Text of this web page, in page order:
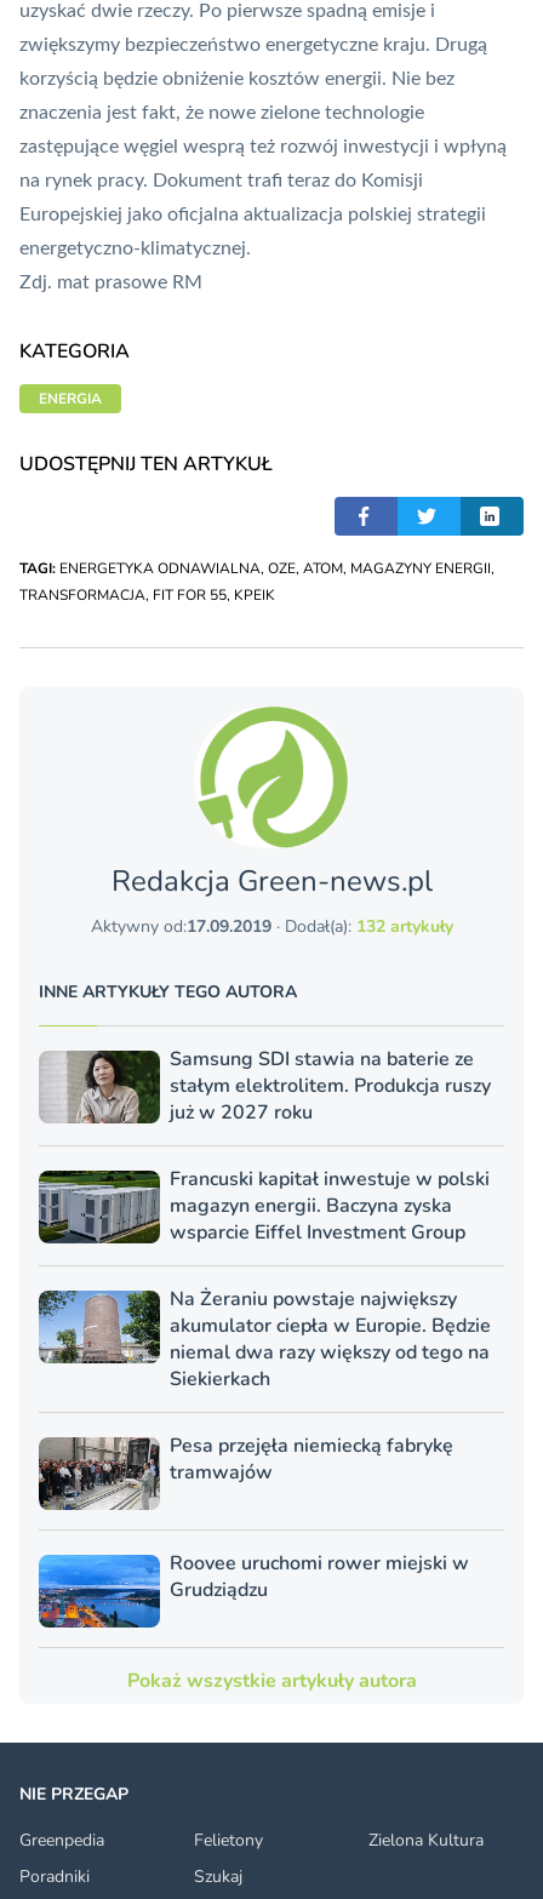
uzyskać dwie rzeczy. Po pierwsze spadną emisje i
zwiększymy bezpieczeństwo energetyczne kraju. Drugą
korzyścią będzie obniżenie kosztów energii. Nie bez
znaczenia jest fakt, że nowe zielone technologie
zastępujące węgiel wesprą też rozwój inwestycji i wpłyną
na rynek pracy. Dokument trafi teraz do Komisji
Europejskiej jako oficjalna aktualizacja polskiej strategii
energetyczno-klimatycznej.
Zdj. mat prasowe RM
KATEGORIA
ENERGIA
UDOSTĘPNIJ TEN ARTYKUŁ
TAGI: ENERGETYKA ODNAWIALNA, OZE, ATOM, MAGAZYNY ENERGII,
TRANSFORMACJA, FIT FOR 55, KPEIK
Redakcja Green-news.pl
Aktywny od:17.09.2019· Dodał(a): 132 artykuły
INNE ARTYKUŁY TEGO AUTORA
Samsung SDI stawia na baterie ze
stałym elektrolitem. Produkcja ruszy
już w 2027 roku
Francuski kapitał inwestuje w polski
magazyn energii. Baczyna zyska
wsparcie Eiffel Investment Group
Na Żeraniu powstaje największy
akumulator ciepła w Europie. Będzie
niemal dwa razy większy od tego na
Siekierkach
Pesa przejęła niemiecką fabrykę
tramwajów
Roovee uruchomi rower miejski w
Grudziądzu
Pokaż wszystkie artykuły autora
NIE PRZEGAP
Greenpedia
Felietony
Zielona Kultura
Poradniki
Szukaj